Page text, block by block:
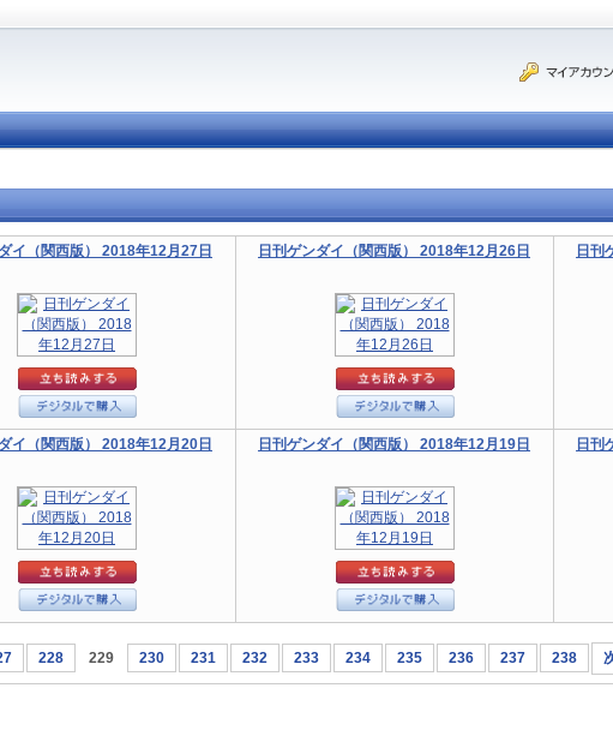
イ（関西版） 2018年12月27日 日刊ゲンダイ（関西版） 2018年12月26日 日刊
イ（関西版） 2018年12月20日 日刊ゲンダイ（関西版） 2018年12月19日 日刊
228 229 230 231 232 233 234 235 236 237 238